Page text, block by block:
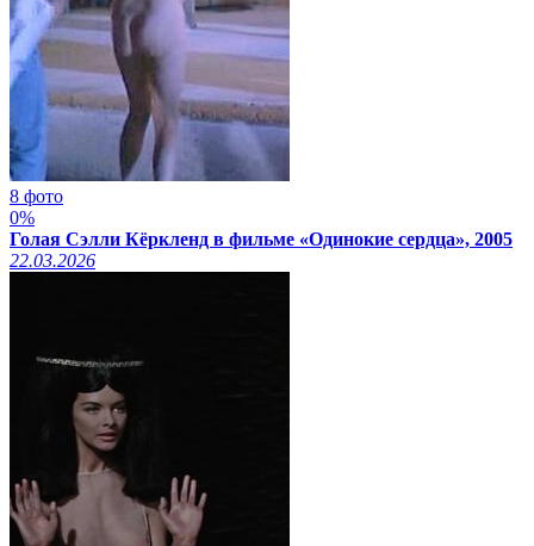
8 фото
0%
Голая Сэлли Кёркленд в фильме «Одинокие сердца», 2005
22.03.2026